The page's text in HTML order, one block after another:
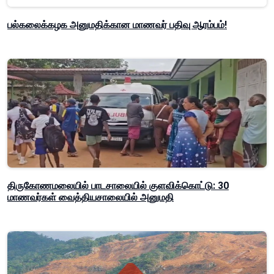
பல்கலைக்கழக அனுமதிக்கான மாணவர் பதிவு ஆரம்பம்!
திருகோணமலையில் பாடசாலையில் குளவிக்கொட்டு: 30
மாணவர்கள் வைத்தியசாலையில் அனுமதி